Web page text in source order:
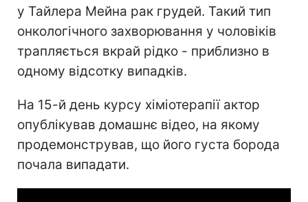
у Тайлера Мейна рак грудей. Такий тип
онкологічного захворювання у чоловіків
трапляється вкрай рідко - приблизно в
одному відсотку випадків.
На 15-й день курсу хіміотерапії актор
опублікував домашнє відео, на якому
продемонстрував, що його густа борода
почала випадати.